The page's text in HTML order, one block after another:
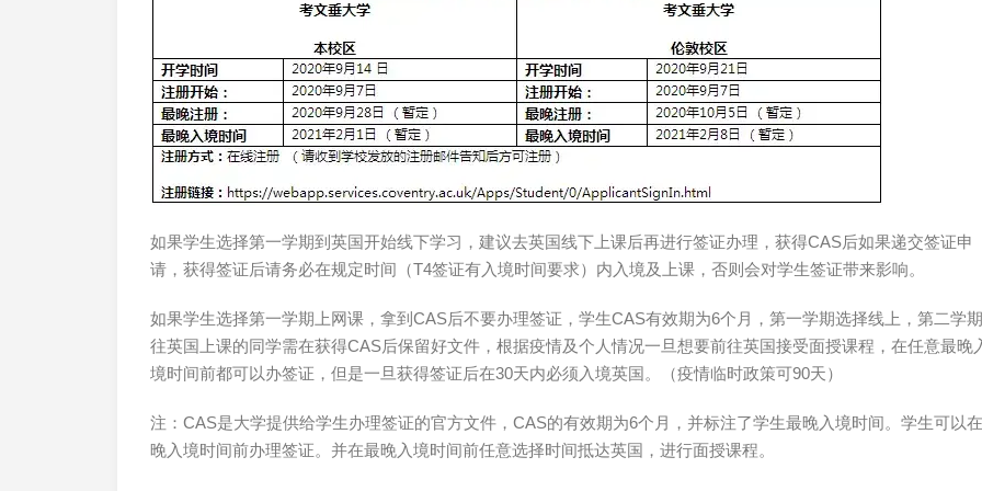
如果学生选择第一学期到英国开始线下学习，建议去英国线下上课后再进行签证办理，获得CAS后如果递交签证申
请，获得签证后请务必在规定时间（T4签证有入境时间要求）内入境及上课，否则会对学生签证带来影响。
如果学生选择第一学期上网课，拿到CAS后不要办理签证，学生CAS有效期为6个月，第一学期选择线上，第二学
往英国上课的同学需在获得CAS后保留好文件，根据疫情及个人情况一旦想要前往英国接受面授课程，在任意最晚
境时间前都可以办签证，但是一旦获得签证后在30天内必须入境英国。（疫情临时政策可90天）
注：CAS是大学提供给学生办理签证的官方文件，CAS的有效期为6个月，并标注了学生最晚入境时间。学生可以
晚入境时间前办理签证。并在最晚入境时间前任意选择时间抵达英国，进行面授课程。